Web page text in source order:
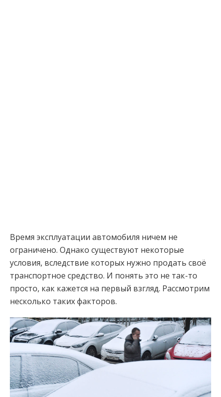
Время эксплуатации автомобиля ничем не
ограничено. Однако существуют некоторые
условия, вследствие которых нужно продать своё
транспортное средство. И понять это не так-то
просто, как кажется на первый взгляд. Рассмотрим
несколько таких факторов.